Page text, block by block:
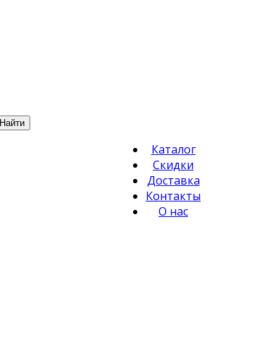
Найти
Каталог
Скидки
Доставка
Контакты
О нас